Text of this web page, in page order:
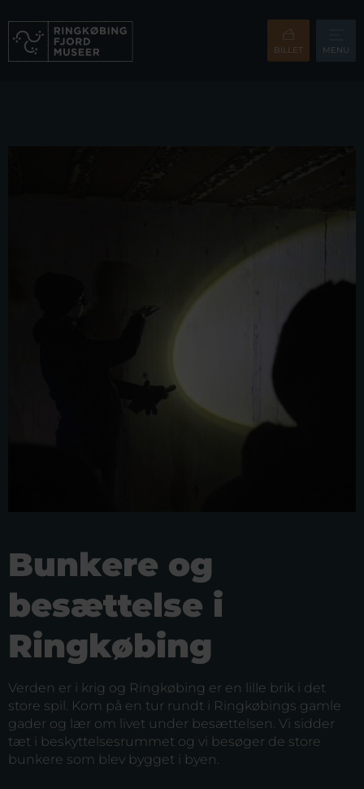
BILLET MENU
Bunkere og
besættelse i
Ringkøbing
Verden er i krig og Ringkøbing er en lille brik i det
store spil. Kom på en tur rundt i Ringkøbings gamle
gader og lær om livet under besættelsen. Vi sidder
tæt i beskyttelsesrummet og vi besøger de store
bunkere som blev bygget i byen.